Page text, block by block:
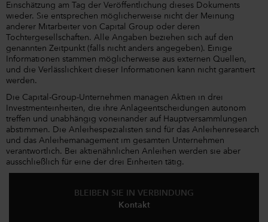
Einschätzung am Tag der Veröffentlichung dieses Dokuments
wieder. Sie entsprechen möglicherweise nicht der Meinung
anderer Mitarbeiter von Capital Group oder deren
Tochtergesellschaften. Alle Angaben beziehen sich auf den
genannten Zeitpunkt (falls nicht anders angegeben). Einige
Informationen stammen möglicherweise aus externen Quellen,
und die Verlässlichkeit dieser Informationen kann nicht garantiert
werden.
Die Capital-Group-Unternehmen managen Aktien in drei
Investmenteinheiten, die ihre Anlageentscheidungen autonom
treffen und unabhängig voneinander auf Hauptversammlungen
abstimmen. Die Anleihespezialisten sind für das Anleihenresearch
und das Anleihemanagement im gesamten Unternehmen
verantwortlich. Bei aktienähnlichen Anleihen werden sie aber
ausschließlich für eine der drei Einheiten tätig.
BLEIBEN SIE IN VERBINDUNG
Kontakt